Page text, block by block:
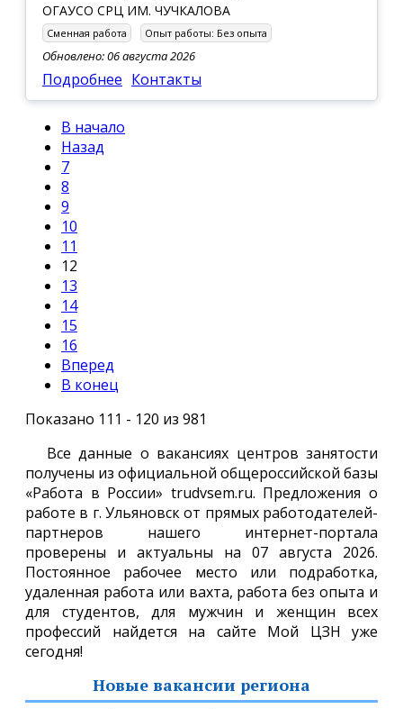
ОГАУСО СРЦ ИМ. ЧУЧКАЛОВА
Сменная работа Опыт работы: Без опыта
Обновлено: 06 августа 2026
Подробнее Контакты
В начало
Назад
7
8
9
10
11
12
13
14
15
16
Вперед
В конец
Показано 111 - 120 из 981
Все данные о вакансиях центров занятости
получены из официальной общероссийской базы
«Работа в России» trudvsem.ru. Предложения о
работе в г. Ульяновск от прямых работодателей-
партнеров нашего интернет-портала
проверены и актуальны на 07 августа 2026.
Постоянное рабочее место или подработка,
удаленная работа или вахта, работа без опыта и
для студентов, для мужчин и женщин всех
профессий найдется на сайте Мой ЦЗН уже
сегодня!
Новые вакансии региона